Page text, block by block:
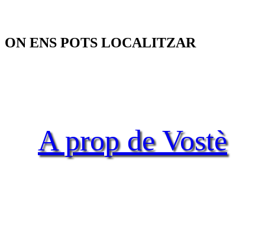
ON ENS POTS LOCALITZAR
A prop de Vostè